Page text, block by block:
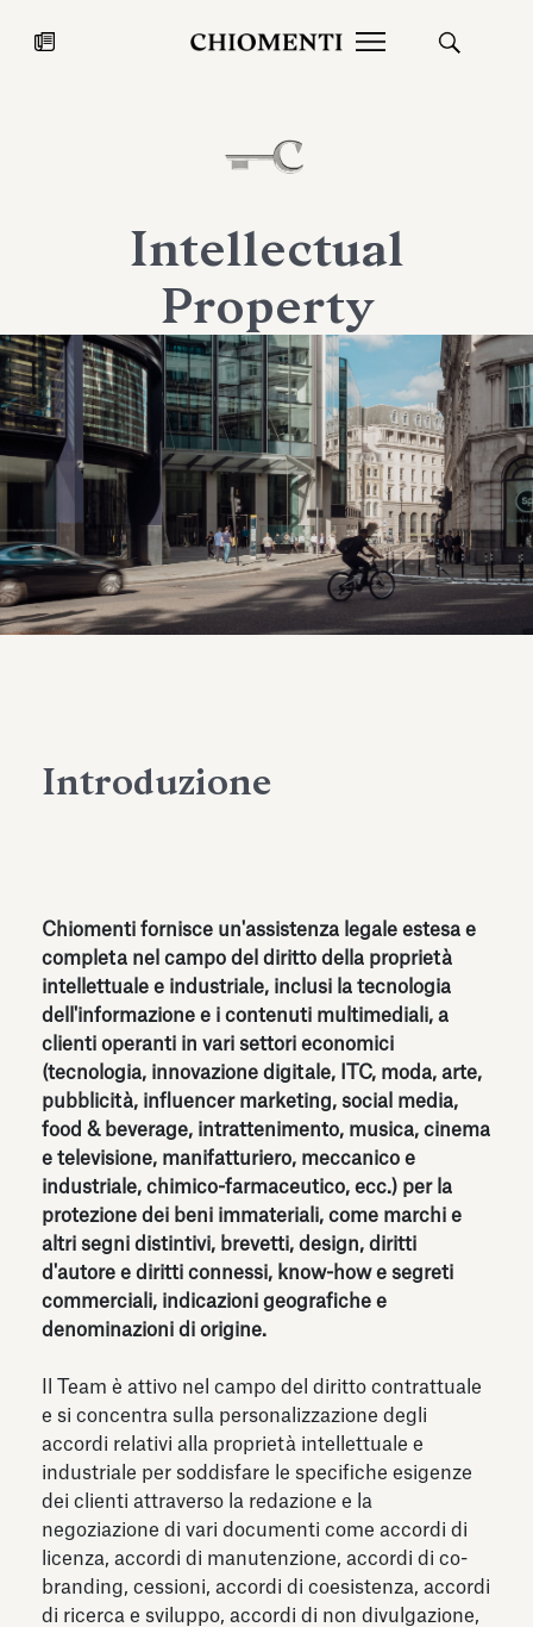
Fondazione Torlonia inaugura la
mostra Marmora Romana
ampliando gli spazi espositivi
dell’Antiquarium di Villa Albani
Torlonia
Leggi tutto
Chiomenti
EcoVadis
Intellectual
Property
Introduzione
Chiomenti fornisce un'assistenza legale estesa e
completa nel campo del diritto della proprietà
intellettuale e industriale, inclusi la tecnologia
dell'informazione e i contenuti multimediali, a
clienti operanti in vari settori economici
(tecnologia, innovazione digitale, ITC, moda, arte,
pubblicità, influencer marketing, social media,
food & beverage, intrattenimento, musica, cinema
e televisione, manifatturiero, meccanico e
industriale, chimico-farmaceutico, ecc.) per la
protezione dei beni immateriali, come marchi e
altri segni distintivi, brevetti, design, diritti
d'autore e diritti connessi, know-how e segreti
commerciali, indicazioni geografiche e
denominazioni di origine.
Il Team è attivo nel campo del diritto contrattuale
e si concentra sulla personalizzazione degli
accordi relativi alla proprietà intellettuale e
industriale per soddisfare le specifiche esigenze
dei clienti attraverso la redazione e la
negoziazione di vari documenti come accordi di
licenza, accordi di manutenzione, accordi di co-
branding, cessioni, accordi di coesistenza, accordi
di ricerca e sviluppo, accordi di non divulgazione,